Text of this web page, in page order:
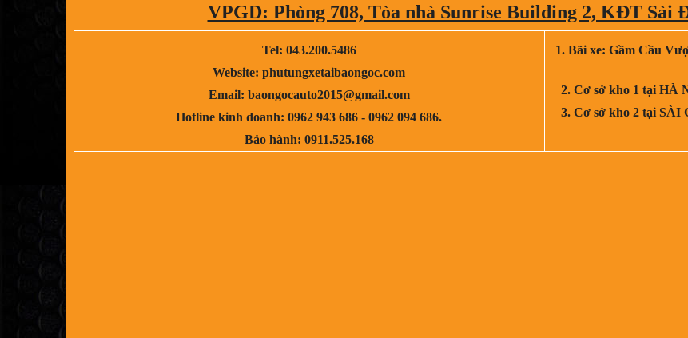
VPGD: Phòng 708, Tòa nhà Sunrise Building 2, KĐT Sài
Tel: 043.200.5486
Website: phutungxetaibaongoc.com
Email: baongocauto2015@gmail.com
Hotline kinh doanh: 0962 943 686 - 0962 094 686.
Bảo hành: 0911.525.168
1. Bãi xe: Gầm Cầu
2. Cơ sở kho 1 tại HÀ
3. Cơ sở kho 2 tại SÀI